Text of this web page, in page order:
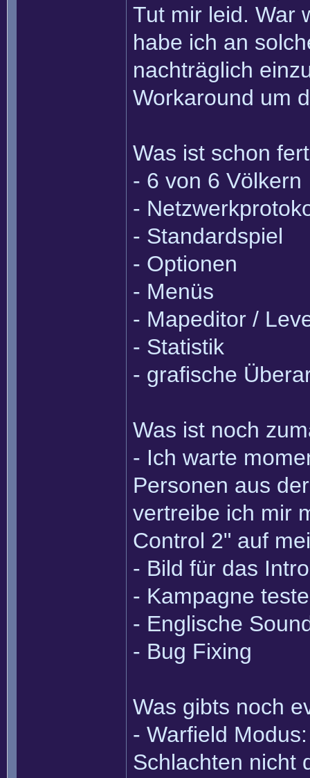
Tut mir leid. War
habe ich an
nachträglich
Workaround um
Was ist schon
- 6 von 6 Völkern
-
- Standardspiel
- Optionen
- Menüs
- Mapeditor /
- Statistik
- grafische
Was ist noch
- Ich warte
Personen aus
vertreibe ich mir
Control 2" auf
- Bild für das
- Kampagne
- Englische
- Bug Fixing
Was gibts noch
- Warfield
Schlachten nicht